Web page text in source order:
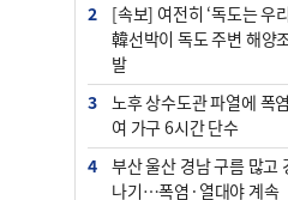
2
[속보] 여전히 ‘독도는 우
韓선박이 독도 주변 해양
발
3
노후 상수도관 파열에 폭
여 가구 6시간 단수
4
부산 울산 경남 구름 많고
나기…폭염·열대야 계속